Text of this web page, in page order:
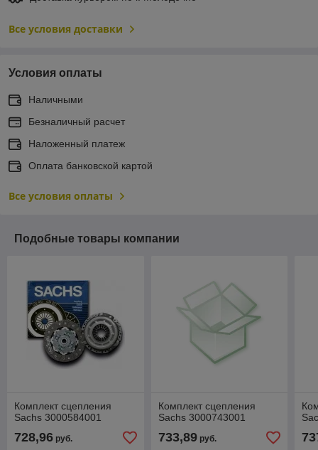
Все условия доставки
Условия оплаты
Наличными
Безналичный расчет
Наложенный платеж
Оплата банковской картой
Все условия оплаты
Подобные товары компании
Комплект сцепления
Sachs 3000584001
728,96 руб.
Комплект сцепления
Sachs 3000743001
733,89руб.